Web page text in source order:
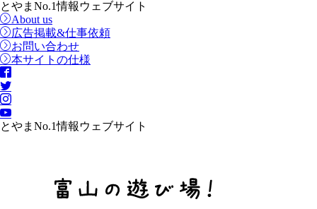
とやまNo.1情報ウェブサイト
About us
広告掲載&仕事依頼
お問い合わせ
本サイトの仕様
とやまNo.1情報ウェブサイト